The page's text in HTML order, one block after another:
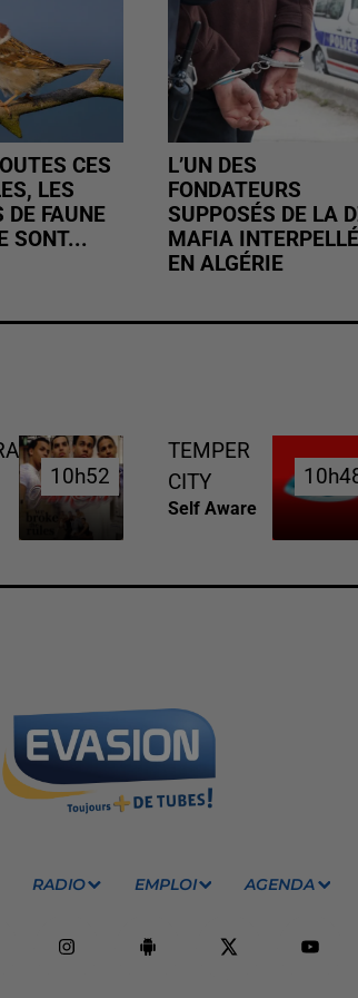
CES
LES
DE FAUNE
SONT...
L’UN DES
FONDATEURS
SUPPOSÉS DE LA
MAFIA INTERPELLÉ
EN ALGÉRIE
10h52
10h52
TEMPER
CITY
Self Aware
RADIO EMPLOI AGENDA